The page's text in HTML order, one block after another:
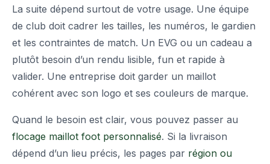
La suite dépend surtout de votre usage. Une équipe
de club doit cadrer les tailles, les numéros, le gardien
et les contraintes de match. Un EVG ou un cadeau a
plutôt besoin d’un rendu lisible, fun et rapide à
valider. Une entreprise doit garder un maillot
cohérent avec son logo et ses couleurs de marque.
Quand le besoin est clair, vous pouvez passer au
flocage maillot foot personnalisé. Si la livraison
dépend d’un lieu précis, les pages par région ou